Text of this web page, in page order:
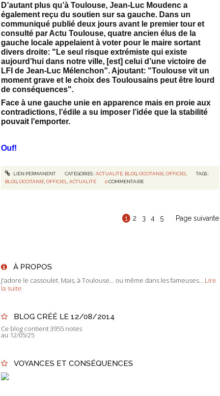
D’autant plus qu’à Toulouse, Jean-Luc Moudenc a
également reçu du soutien sur sa gauche. Dans un
communiqué publié deux jours avant le premier tour et
consulté par Actu Toulouse, quatre ancien élus de la
gauche locale appelaient à voter pour le maire sortant
divers droite: "Le seul risque extrémiste qui existe
aujourd’hui dans notre ville, [est] celui d’une victoire de
LFI de Jean-Luc Mélenchon". Ajoutant: "Toulouse vit un
moment grave et le choix des Toulousains peut être lourd
de conséquences".
Face à une gauche unie en apparence mais en proie aux
contradictions, l’édile a su imposer l’idée que la stabilité
pouvait l’emporter.
Ouf!
LIEN PERMANENT CATÉGORIES :ACTUALITÉ, BLOG, OCCITANIE, OFFICIEL
TAGS :
BLOG ,OCCITANIE ,OFFICIEL ,ACTUALITÉ 0 COMMENTAIRE
1 2 3 4 5 Page suivante
À PROPOS
J'adore le cassoulet. Mais, à Toulouse... ou même dans les fameuses...
Lire
la suite
BLOG CRÉÉ LE 12/08/2014
Ce blog contient 3955 notes
au 12/05/25
VOYANCES ET CONSÉQUENCES